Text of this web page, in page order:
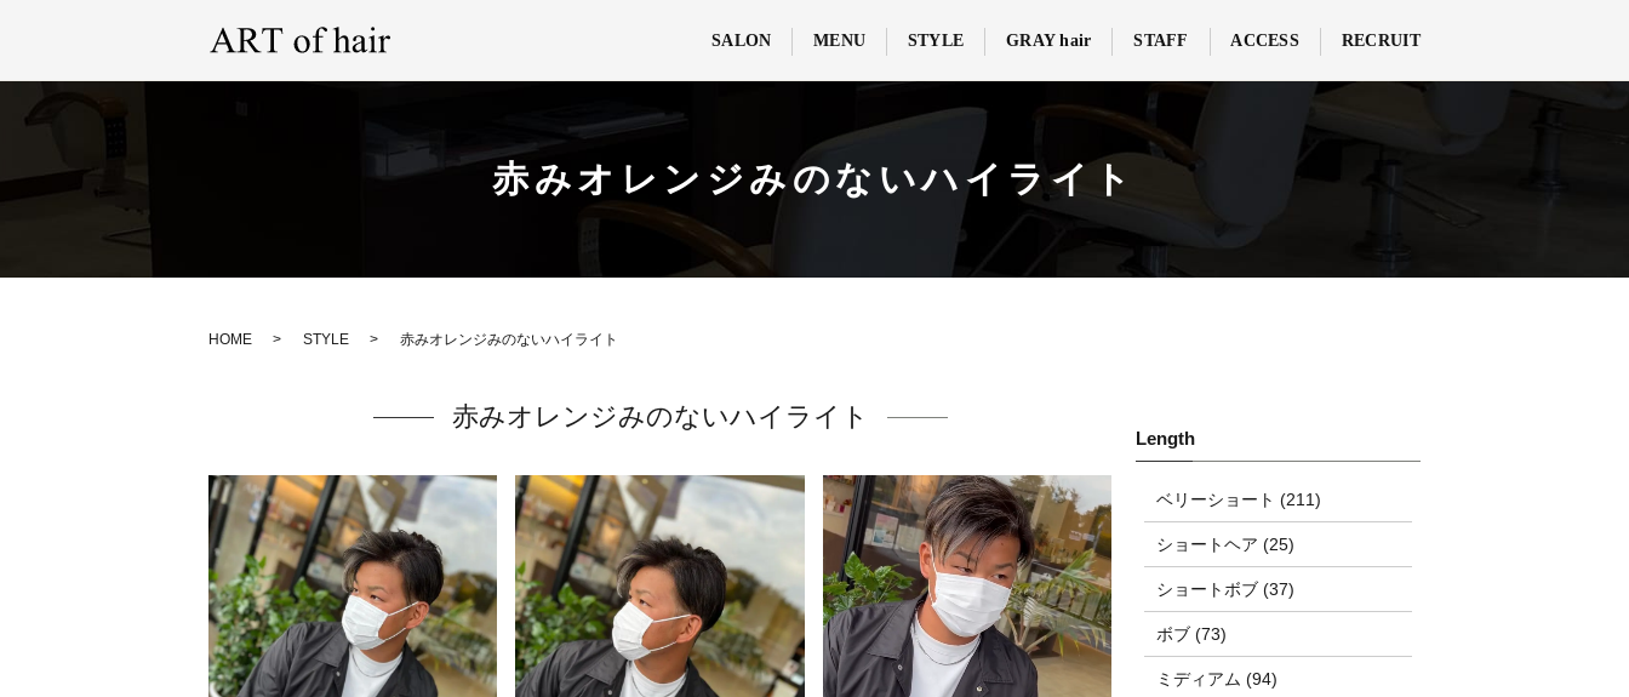
SALON MENU STYLE GRAY hair STAFF ACCESS RECRUIT
赤みオレンジみのないハイライト
HOME STYLE 赤みオレンジみのないハイライト
赤みオレンジみのないハイライト
ベリーショート (211)
ショートヘア (25)
ショートボブ (37)
ボブ (73)
ミディアム (94)